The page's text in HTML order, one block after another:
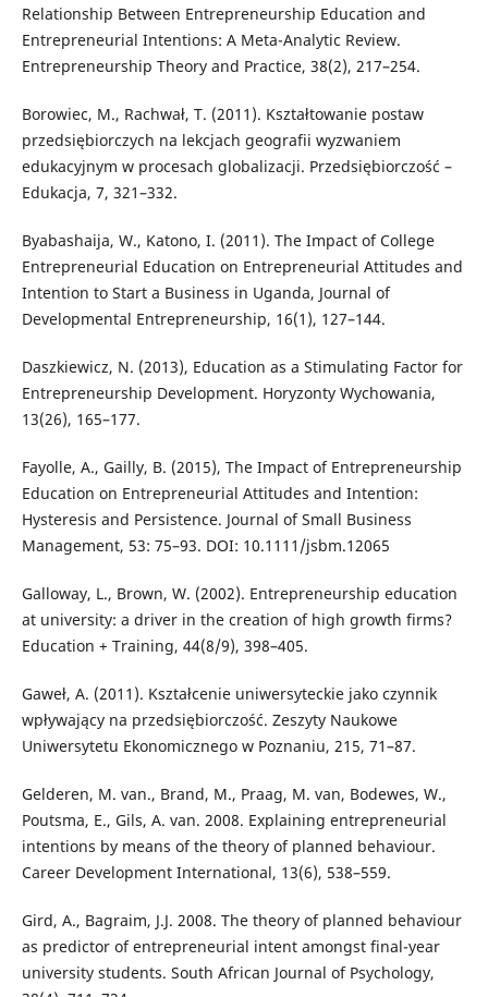
Relationship Between Entrepreneurship Education and
Entrepreneurial Intentions: A Meta-Analytic Review.
Entrepreneurship Theory and Practice, 38(2), 217–254.
Borowiec, M., Rachwał, T. (2011). Kształtowanie postaw
przedsiębiorczych na lekcjach geografii wyzwaniem
edukacyjnym w procesach globalizacji. Przedsiębiorczość –
Edukacja, 7, 321–332.
Byabashaija, W., Katono, I. (2011). The Impact of College
Entrepreneurial Education on Entrepreneurial Attitudes and
Intention to Start a Business in Uganda, Journal of
Developmental Entrepreneurship, 16(1), 127–144.
Daszkiewicz, N. (2013), Education as a Stimulating Factor for
Entrepreneurship Development. Horyzonty Wychowania,
13(26), 165–177.
Fayolle, A., Gailly, B. (2015), The Impact of Entrepreneurship
Education on Entrepreneurial Attitudes and Intention:
Hysteresis and Persistence. Journal of Small Business
Management, 53: 75–93. DOI: 10.1111/jsbm.12065
Galloway, L., Brown, W. (2002). Entrepreneurship education
at university: a driver in the creation of high growth firms?
Education + Training, 44(8/9), 398–405.
Gaweł, A. (2011). Kształcenie uniwersyteckie jako czynnik
wpływający na przedsiębiorczość. Zeszyty Naukowe
Uniwersytetu Ekonomicznego w Poznaniu, 215, 71–87.
Gelderen, M. van., Brand, M., Praag, M. van, Bodewes, W.,
Poutsma, E., Gils, A. van. 2008. Explaining entrepreneurial
intentions by means of the theory of planned behaviour.
Career Development International, 13(6), 538–559.
Gird, A., Bagraim, J.J. 2008. The theory of planned behaviour
as predictor of entrepreneurial intent amongst final-year
university students. South African Journal of Psychology,